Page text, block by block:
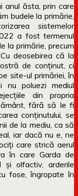
anul ăsta, prin care
budele la primărie,
sistemelor
a fost termenul
la primărie, precum
deosebirea că la
de conținut, ci
site-ul primăriei, în
nu poluezi mediul
din propria
fără să le fi
conținutului, se
de la mediu, ca să
iar dacă nu e, ne
care strică aerul
în care Garda de
olfactiv, arderile
fose, îngropate în